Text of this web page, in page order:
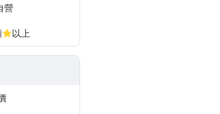
營
以上